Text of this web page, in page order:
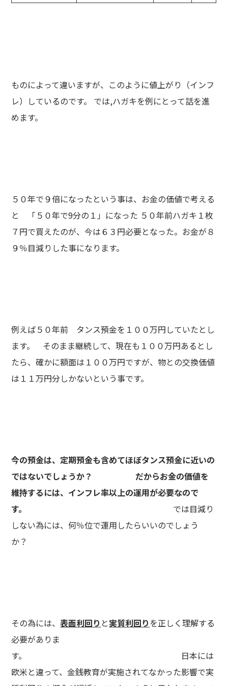
ものによって違いますが、このように値上がり（インフ
レ）しているのです。 では,ハガキを例にとって話を進
めます。
５０年で９倍になったという事は、お金の価値で考える
と 「５０年で9分の１」になった ５０年前ハガキ１枚
７円で買えたのが、今は６３円必要となった。お金が８
９％目減りした事になります。
例えば５０年前 タンス預金を１００万円していたとし
ます。 そのまま継続して、現在も１００万円あるとし
たら、確かに額面は１００万円ですが、物との交換価値
は１１万円分しかないという事です。
今の預金は、定期預金も含めてほぼタンス預金に近いの
ではないでしょうか？ だからお金の価値を
維持するには、インフレ率以上の運用が必要なので
す。
では目減り
しない為には、何％位で運用したらいいのでしょう
か？
その為には、表面利回り と実質利回りを正しく理解する
必要がありま
す。 日本には
欧米と違って、金銭教育が実施されてなかった影響で実